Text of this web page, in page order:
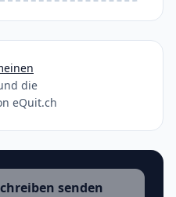
die
eQuit.ch
senden